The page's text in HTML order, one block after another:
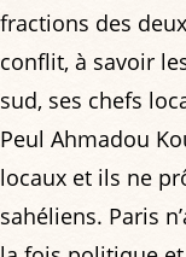
fractions des
conflit, à savoir
sud, ses chefs
Peul Ahmadou
locaux et ils ne
sahéliens. Paris